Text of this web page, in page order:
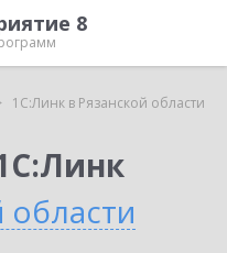
8
1С:Линк в Рязанской области
области